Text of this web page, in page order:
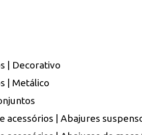
| Decorativo
| Metálico
acessórios | Abajures